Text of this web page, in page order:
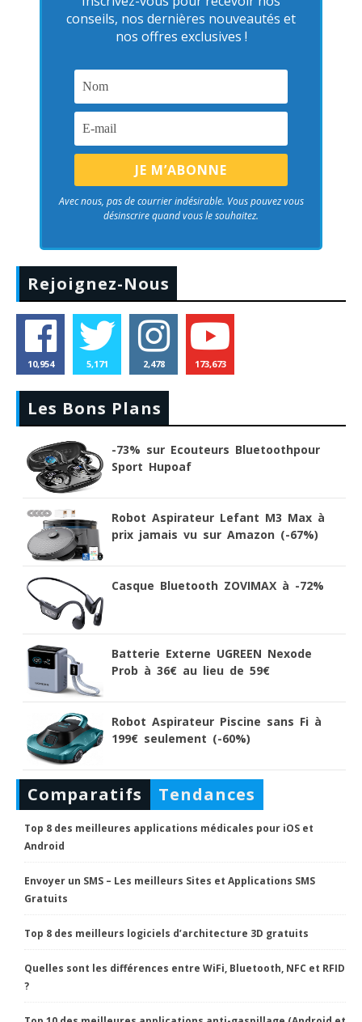
conseils, nos dernières nouveautés et
nos offres exclusives !
Avec nous, pas de courrier indésirable. Vous pouvez vous
désinscrire quand vous le souhaitez.
Rejoignez-Nous
10,954 5,171 2,478 173,673
Les Bons Plans
-73% sur Ecouteurs Bluetoothpour
Sport Hupoaf
Robot Aspirateur Lefant M3 Max à
prix jamais vu sur Amazon (-67%)
Casque Bluetooth ZOVIMAX à -72%
Batterie Externe UGREEN Nexode
Prob à 36€ au lieu de 59€
Robot Aspirateur Piscine sans Fi à
199€ seulement (-60%)
Comparatifs Tendances
Top 8 des meilleures applications médicales pour iOS et
Android
Envoyer un SMS – Les meilleurs Sites et Applications SMS
Gratuits
Top 8 des meilleurs logiciels d’architecture 3D gratuits
Quelles sont les différences entre WiFi, Bluetooth, NFC et RFID
?